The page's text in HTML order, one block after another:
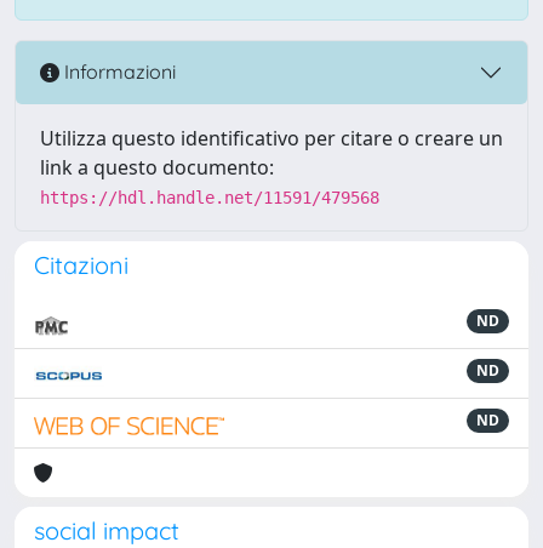
Informazioni
Utilizza questo identificativo per citare o creare un
link a questo documento:
https://hdl.handle.net/11591/479568
Citazioni
ND
ND
ND
social impact